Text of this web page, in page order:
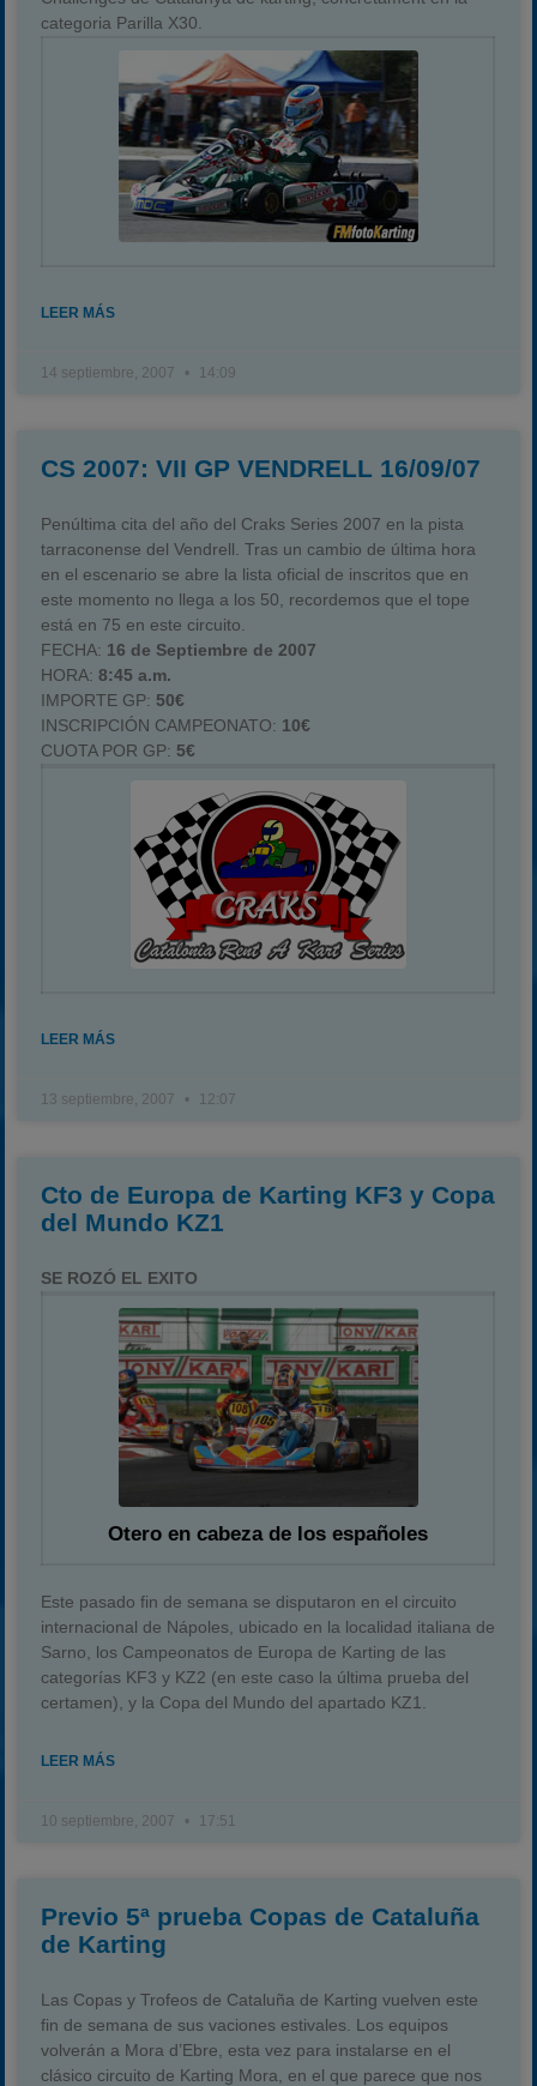
categoria Parilla X30.
LEER MÁS
14 septiembre, 2007 14:09
CS 2007: VII GP VENDRELL 16/09/07
Penúltima cita del año del Craks Series 2007 en la pista
tarraconense del Vendrell. Tras un cambio de última hora
en el escenario se abre la lista oficial de inscritos que en
este momento no llega a los 50, recordemos que el tope
está en 75 en este circuito.
FECHA: 16 de Septiembre de 2007
HORA:8:45 a.m.
IMPORTE GP: 50€
INSCRIPCIÓN CAMPEONATO: 10€
CUOTA POR GP: 5€
LEER MÁS
13 septiembre, 2007 12:07
Cto de Europa de Karting KF3 y Copa
del Mundo KZ1
SE ROZÓ EL EXITO
Otero en cabeza de los españoles
Este pasado fin de semana se disputaron en el circuito
internacional de Nápoles, ubicado en la localidad italiana de
Sarno, los Campeonatos de Europa de Karting de las
categorías KF3 y KZ2 (en este caso la última prueba del
certamen), y la Copa del Mundo del apartado KZ1.
LEER MÁS
10 septiembre, 2007 17:51
Previo 5ª prueba Copas de Cataluña
de Karting
Las Copas y Trofeos de Cataluña de Karting vuelven este
fin de semana de sus vaciones estivales. Los equipos
volverán a Mora d’Ebre, esta vez para instalarse en el
clásico circuito de Karting Mora, en el que parece que nos